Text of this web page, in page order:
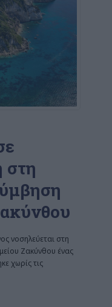
στη
νοσηλεύεται στη
Ζακύνθου ένας
χωρίς τις